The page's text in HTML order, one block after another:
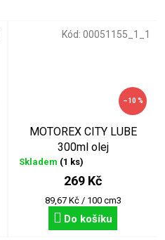
–10 %
MOTOREX CITY LUBE
300ml olej
Skladem (1 ks)
269 Kč
Měrná
cena:
89,67 Kč / 100 cm3
Do košíku
Kód: 00051155_1_1